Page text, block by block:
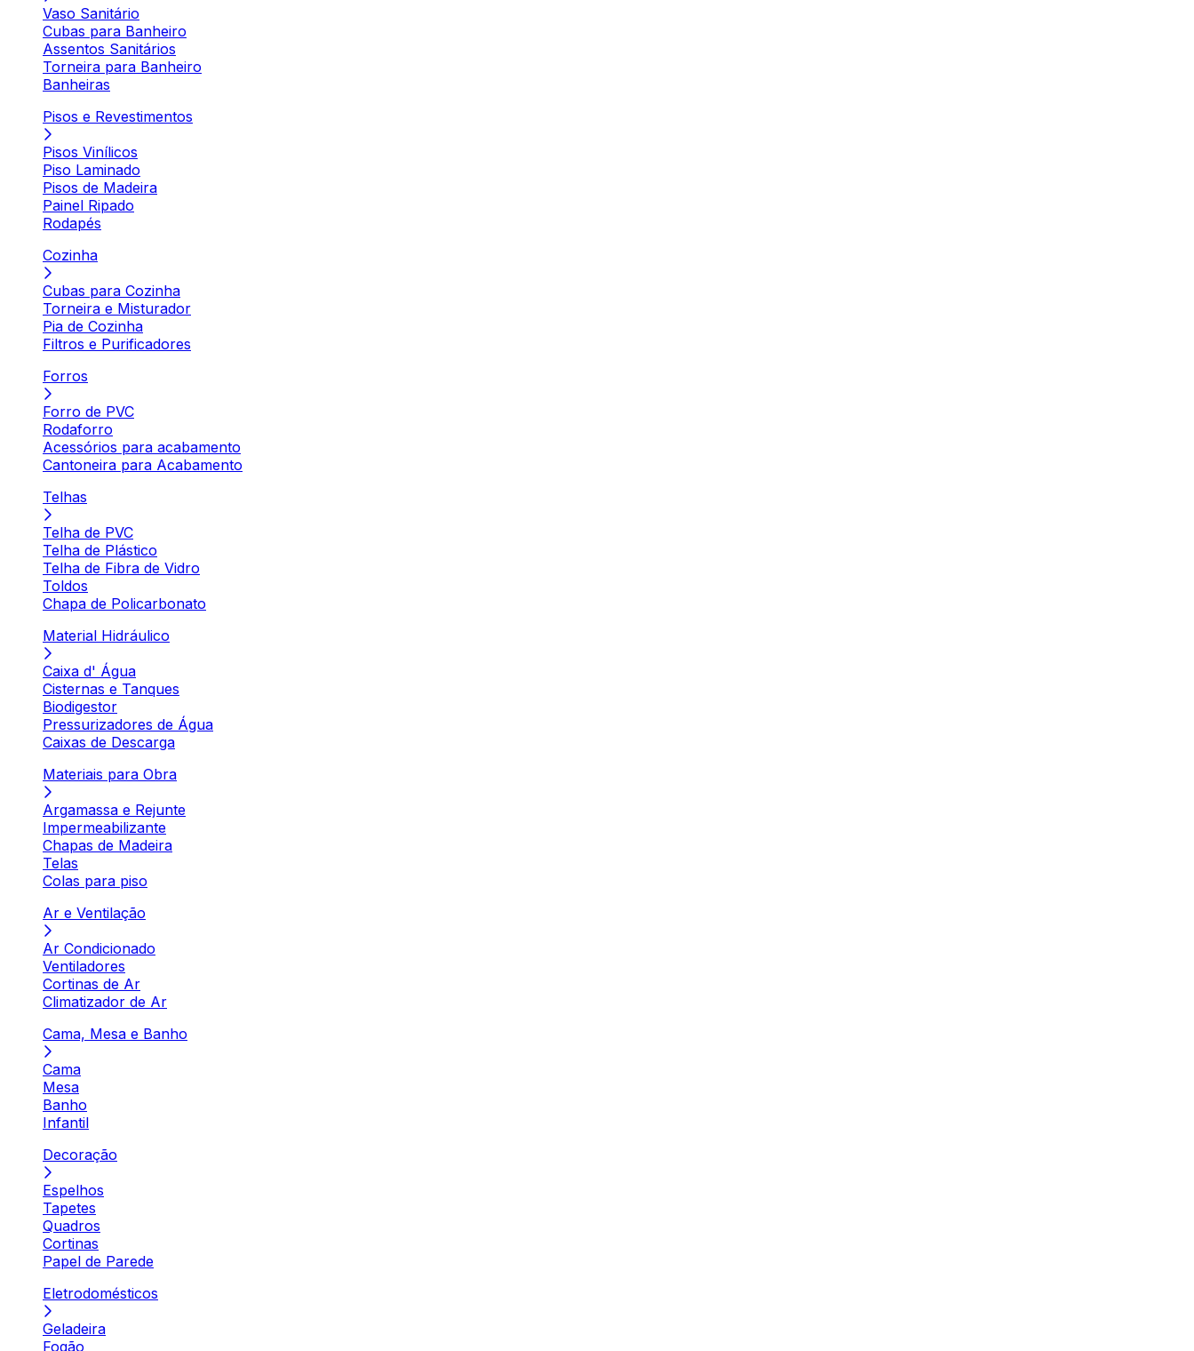
Vaso Sanitário
Cubas para Banheiro
Assentos Sanitários
Torneira para Banheiro
Banheiras
Pisos e Revestimentos
Pisos Vinílicos
Piso Laminado
Pisos de Madeira
Painel Ripado
Rodapés
Cozinha
Cubas para Cozinha
Torneira e Misturador
Pia de Cozinha
Filtros e Purificadores
Forros
Forro de PVC
Rodaforro
Acessórios para acabamento
Cantoneira para Acabamento
Telhas
Telha de PVC
Telha de Plástico
Telha de Fibra de Vidro
Toldos
Chapa de Policarbonato
Material Hidráulico
Caixa d' Água
Cisternas e Tanques
Biodigestor
Pressurizadores de Água
Caixas de Descarga
Materiais para Obra
Argamassa e Rejunte
Impermeabilizante
Chapas de Madeira
Telas
Colas para piso
Ar e Ventilação
Ar Condicionado
Ventiladores
Cortinas de Ar
Climatizador de Ar
Cama, Mesa e Banho
Cama
Mesa
Banho
Infantil
Decoração
Espelhos
Tapetes
Quadros
Cortinas
Papel de Parede
Eletrodomésticos
Geladeira
Fogão